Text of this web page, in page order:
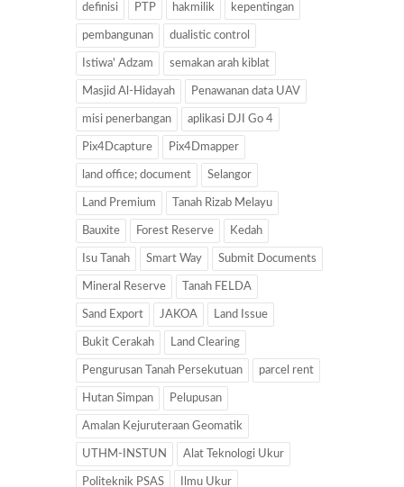
definisi PTP hakmilik kepentingan
pembangunan dualistic control
Istiwa' Adzam semakan arah kiblat
Masjid Al-Hidayah Penawanan data UAV
misi penerbangan aplikasi DJI Go 4
Pix4Dcapture Pix4Dmapper
land office; document Selangor
Land Premium Tanah Rizab Melayu
Bauxite Forest Reserve Kedah
Isu Tanah Smart Way Submit Documents
Mineral Reserve Tanah FELDA
Sand Export JAKOA Land Issue
Bukit Cerakah Land Clearing
Pengurusan Tanah Persekutuan parcel rent
Hutan Simpan Pelupusan
Amalan Kejuruteraan Geomatik
UTHM-INSTUN Alat Teknologi Ukur
Politeknik PSAS Ilmu Ukur